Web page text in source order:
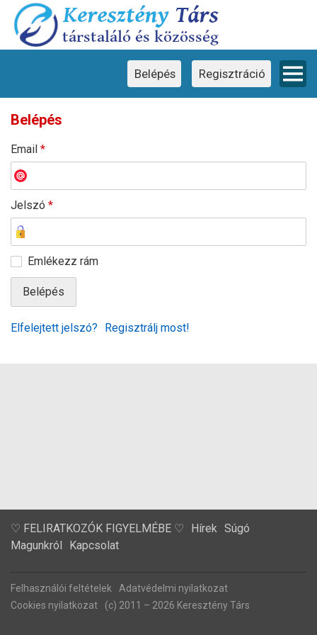
Belépés Regisztráció
Belépés
Email *
Jelszó *
Emlékezz rám
Elfelejtett jelszó? Regisztrálj most!
♡ FELIRATKOZÓK FIGYELMÉBE ♡ Hírek Súgó
Magunkról
Kapcsolat
Felhasználói feltételek
Adatvédelmi nyilatkozat
Cookies nyilatkozat
(c) 2011 – 2026 Keresztény Társ
Ez a weboldal cookie-kat használ
Ez a weboldal cookie-kat használ a
felhasználói élmény javítása érdekében.
Weboldalunk használatával Ön hozzájárul a
cookie-k használatához.